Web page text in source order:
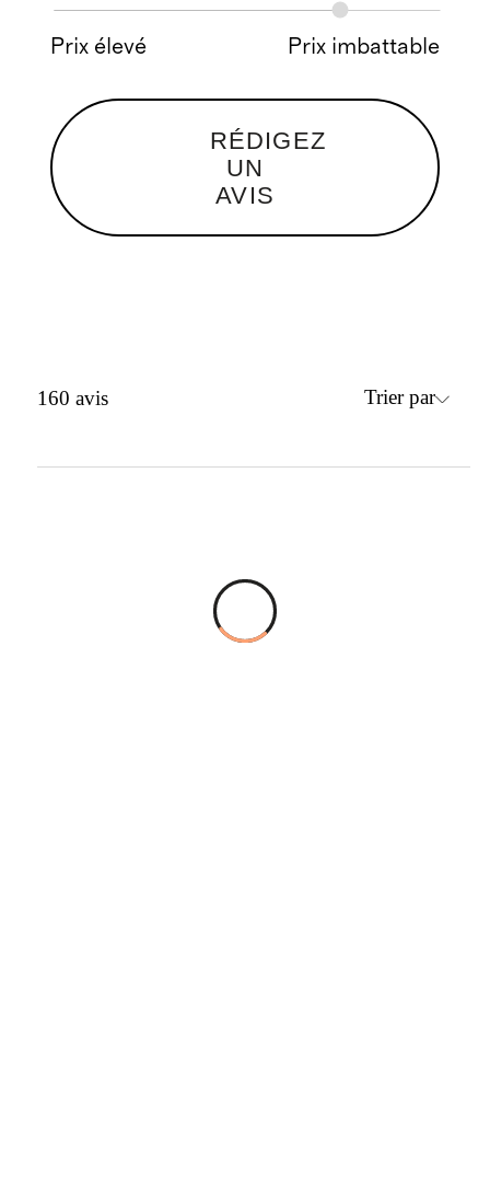
Prix élevé Prix imbattable
RÉDIGEZ
UN
AVIS
160 avis Trier par